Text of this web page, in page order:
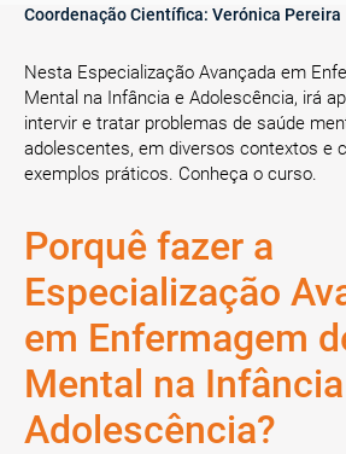
Coordenação Científica: Verónica Pereira
Nesta Especialização Avançada em
Mental na Infância e Adolescência, irá
intervir e tratar problemas de saúde
adolescentes, em diversos contextos e
exemplos práticos. Conheça o curso.
Porquê fazer a
Especialização
em Enfermagem
Mental na
Adolescência?